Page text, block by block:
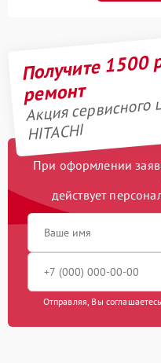
Получите 1500
ремонт
Акция сервисного
HITACHI
При оформлении
действует
Отправляя, Вы